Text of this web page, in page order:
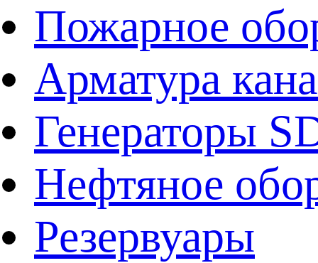
Пожарное
Арматура
Генераторы
Нефтяное
Резервуары